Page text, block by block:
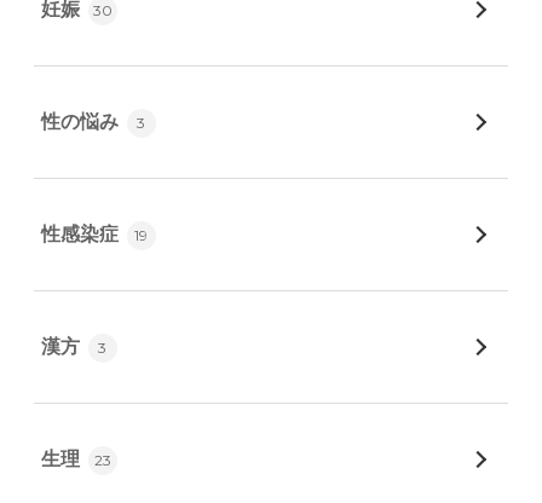
妊娠 30
性の悩み 3
性感染症 19
漢方 3
生理 23